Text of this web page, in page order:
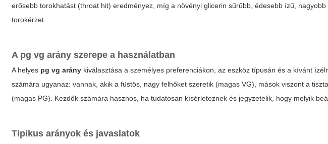
erősebb torokhatást (throat hit) eredményez, míg a növényi glicerin sűrűbb, édesebb ízű,
torokérzet.
A pg vg arány szerepe a használatban
A helyes pg vg arány kiválasztása a személyes preferenciákon, az eszköz típusán és a kívánt
számára ugyanaz: vannak, akik a füstös, nagy felhőket szeretik (magas VG), mások viszont a
(magas PG). Kezdők számára hasznos, ha tudatosan kísérleteznek és jegyzetelik, hogy melyik
Tipikus arányok és javaslatok